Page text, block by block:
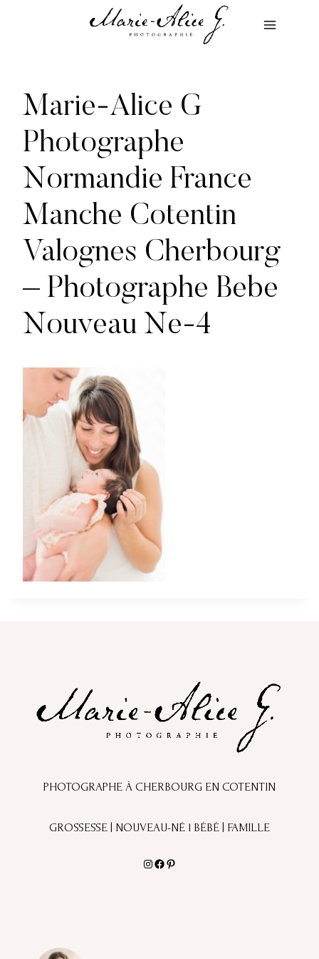
Marie-Alice G
Photographe
Normandie France
Manche Cotentin
Valognes Cherbourg
– Photographe Bebe
Nouveau Ne-4
PHOTOGRAPHE À CHERBOURG EN COTENTIN
GROSSESSE | NOUVEAU-NÉ l BÉBÉ | FAMILLE
Instagram
Facebook
Pinterest